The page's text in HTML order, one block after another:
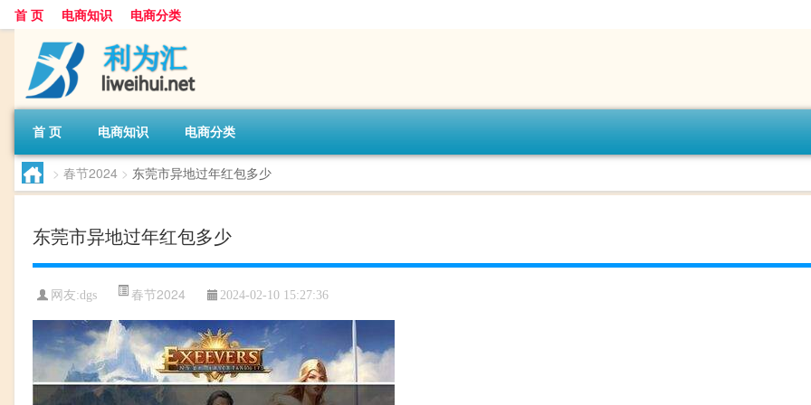
首 页 电商知识 电商分类
首 页 电商知识 电商分类
> 春节2024 > 东莞市异地过年红包多少
东莞市异地过年红包多少
网友:dgs 春节2024 2024-02-10 15:27:36